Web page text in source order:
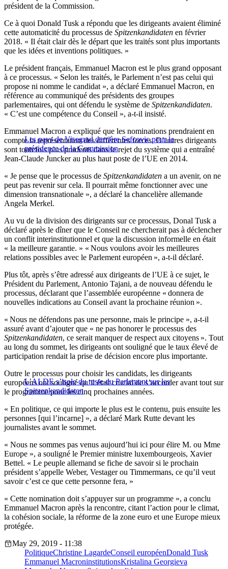
président de la Commission.
Ce à quoi Donald Tusk a répondu que les dirigeants avaient éliminé
cette automaticité du processus de Spitzenkandidaten en février
2018. « Il était clair dès le départ que les traités sont plus importants
que les idées et inventions politiques. »
Le président français, Emmanuel Macron est le plus grand opposant
à ce processus. « Selon les traités, le Parlement n’est pas celui qui
propose ni nomme le candidat », a déclaré Emmanuel Macron, en
référence au communiqué des présidents des groupes
parlementaires, qui ont défendu le système de Spitzenkandidaten.
« C’est une compétence du Conseil », a-t-il insisté.
Les pays de Visegrad derrière Sefcovic pour la
présidence de la Commission
Emmanuel Macron a expliqué que les nominations prendraient en
compte la représentation des différentes forces. D’autres dirigeants
sont toutefois plus prudents dans le rejet du système qui a entraîné
Jean-Claude Juncker au plus haut poste de l’UE en 2014.
« Je pense que le processus de Spitzenkandidaten a un avenir, on ne
peut pas revenir sur cela. Il pourrait même fonctionner avec une
dimension transnationale », a déclaré la chancelière allemande
Angela Merkel.
Au vu de la division des dirigeants sur ce processus, Donal Tusk a
déclaré après le dîner que le Conseil ne chercherait pas à déclencher
un conflit interinstitutionnel et que la discussion informelle en était
« la meilleure garantie. » « Nous voulons avoir les meilleures
relations possibles avec le Parlement européen », a-t-il déclaré.
Plus tôt, après s’être adressé aux dirigeants de l’UE à ce sujet, le
Président du Parlement, Antonio Tajani, a de nouveau défendu le
processus, déclarant que l’assemblée européenne « donnera de
nouvelles indications au Conseil avant la prochaine réunion ».
« Nous ne défendons pas une personne, mais le principe », a-t-il
assuré avant d’ajouter que « ne pas honorer le processus des
Spitzenkandidaten, ce serait manquer de respect aux citoyens ». Tout
au long du sommet, les dirigeants ont souligné que le taux élevé de
participation rendait la prise de décision encore plus importante.
L’ALDE s’isole du reste du Parlement sur les
Spitzenkandidaten
Outre le processus pour choisir les candidats, les dirigeants
européens ont souligné qu’il était crucial de s’accorder avant tout sur
le programme pour les cinq prochaines années.
« En politique, ce qui importe le plus est le contenu, puis ensuite les
personnes [qui l’incarne] », a déclaré Mark Rutte devant les
journalistes avant le sommet.
« Nous ne sommes pas venus aujourd’hui ici pour élire M. ou Mme
Europe », a souligné le Premier ministre luxembourgeois, Xavier
Bettel. « Le peuple allemand se fiche de savoir si le prochain
président s’appelle Weber, Vestager ou Timmermans, ce qu’il veut
savoir c’est ce que cette personne fera, »
« Cette nomination doit s’appuyer sur un programme », a conclu
Emmanuel Macron après la rencontre, citant l’action pour le climat,
la cohésion sociale, la réforme de la zone euro et une Europe mieux
protégée.
May 29, 2019 - 11:38
PolitiqueChristine LagardeConseil européenDonald Tusk
Emmanuel MacroninstitutionsKristalina Georgieva